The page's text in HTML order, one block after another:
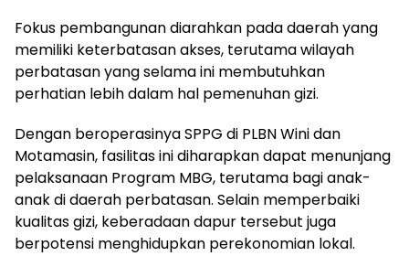
Fokus pembangunan diarahkan pada daerah yang
memiliki keterbatasan akses, terutama wilayah
perbatasan yang selama ini membutuhkan
perhatian lebih dalam hal pemenuhan gizi.
Dengan beroperasinya SPPG di PLBN Wini dan
Motamasin, fasilitas ini diharapkan dapat menunjang
pelaksanaan Program MBG, terutama bagi anak-
anak di daerah perbatasan. Selain memperbaiki
kualitas gizi, keberadaan dapur tersebut juga
berpotensi menghidupkan perekonomian lokal.